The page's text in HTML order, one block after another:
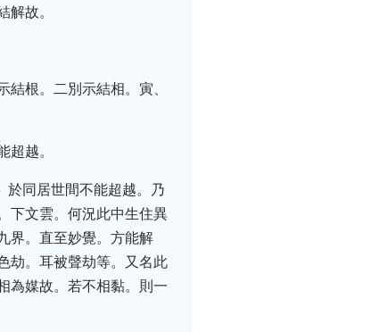
解故。
根。二別示結相。寅、
超越。
於同居世間不能超越。乃
下文雲。何況此中生住異
界。直至妙覺。方能解
劫。耳被聲劫等。又名此
為媒故。若不相黏。則一